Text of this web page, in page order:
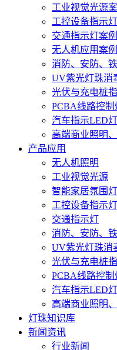
工业视觉光源
工控设备指示
交通指示灯案例
无人机应用案例
消防、安防、
UV紫光灯珠消
光伏与充电桩
PCBA线路控制
汽车指示LED
高端商业照明
产品应用
无人机照明
工业视觉光源
智能家居氛围灯
工控设备指示灯
交通指示灯
消防、安防、
UV紫光灯珠消
光伏与充电桩
PCBA线路控制
汽车指示LED
高端商业照明
灯珠知识库
新闻资讯
行业新闻